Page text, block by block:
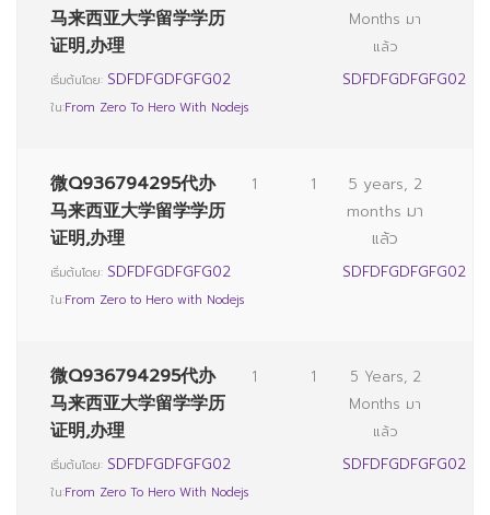
马来西亚大学留学学历
证明,办理
เริ่มต้นโดย: SDFDFGDFGFG02
ใน:From Zero To Hero With Nodejs
Months มา
แล้ว
SDFDFGDFGFG02
微Q936794295代办
马来西亚大学留学学历
证明,办理
เริ่มต้นโดย: SDFDFGDFGFG02
ใน:From Zero to Hero with Nodejs
1 1
5 years, 2
months มา
แล้ว
SDFDFGDFGFG02
微Q936794295代办
马来西亚大学留学学历
证明,办理
เริ่มต้นโดย: SDFDFGDFGFG02
ใน:From Zero To Hero With Nodejs
1 1
5 Years, 2
Months มา
แล้ว
SDFDFGDFGFG02